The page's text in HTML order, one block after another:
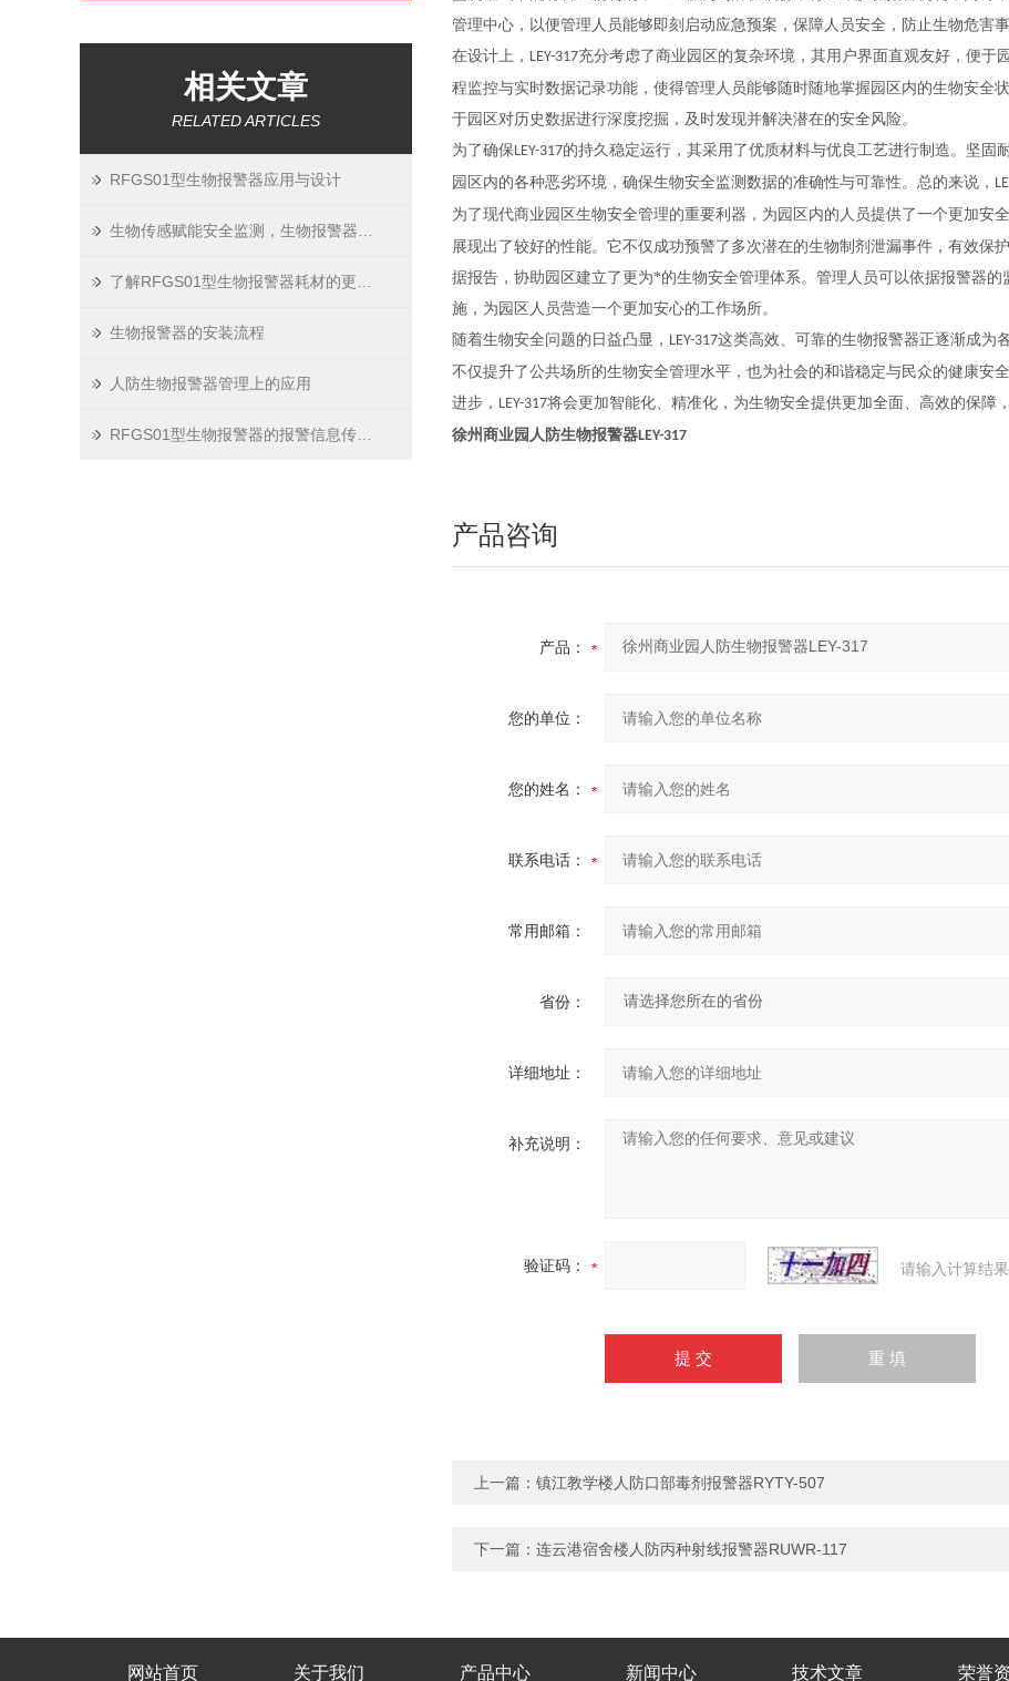
相关文章
RELATED ARTICLES
RFGS01型生物报警器应用与设计
生物报警器的安装流程
人防生物报警器管理上的应用
管理中心，以便管理人员能够即刻启动应急预案，保障人员安全，防止生物危害事
在设计上， LEY-317充分考虑了商业园区的复杂环境，其用户界面直观友好，便
程监控与实时数据记录功能，使得管理人员能够随时随地掌握园区内的生物安全
于园区对历史数据进行深度挖掘，及时发现并解决潜在的安全风险。
为了确保LEY-317的持久稳定运行，其采用了优质材料与优良工艺进行制造。坚固
园区内的各种恶劣环境，确保生物安全监测数据的准确性与可靠性。总的来说，
为了现代商业园区生物安全管理的重要利器，为园区内的人员提供了一个更加安
展现出了较好的性能。它不仅成功预警了多次潜在的生物制剂泄漏事件，有效保
据报告，协助园区建立了更为*的生物安全管理体系。管理人员可以依据报警器
施，为园区人员营造一个更加安心的工作场所。
随着生物安全问题的日益凸显， LEY-317这类高效、可靠的生物报警器正逐渐成为
不仅提升了公共场所的生物安全管理水平，也为社会的和谐稳定与民众的健康安
进步， LEY-317将会更加智能化、精准化，为生物安全提供更加全面、高效的保障
徐州商业园人防生物报警器LEY-317
产品咨询
产品：
您的单位：
您的姓名：
联系电话：
常用邮箱：
省份：
详细地址：
补充说明：
验证码： 请输入计算结
上一篇： 镇江教学楼人防口部毒剂报警器RYTY-507
下一篇： 连云港宿舍楼人防丙种射线报警器RUWR-117
网站首页 关于我们 产品中心 新闻中心 技术文章 荣誉